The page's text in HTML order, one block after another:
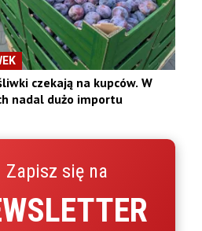
czekają na kupców. W
nadal dużo importu
Zapisz się na